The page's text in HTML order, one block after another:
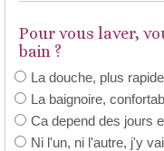
Pour vous laver,
bain ?
La douche, plus
La baignoire,
Ca depend des jours
Ni l'un, ni l'autre, j'y